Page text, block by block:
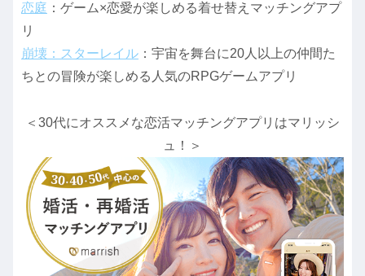
恋庭 ：ゲーム×恋愛が楽しめる着せ替えマッチングアプ
リ
崩壊：スターレイル ：宇宙を舞台に20人以上の仲間た
ちとの冒険が楽しめる人気のRPGゲームアプリ
＜30代にオススメな恋活マッチングアプリはマリッシ
ュ！＞